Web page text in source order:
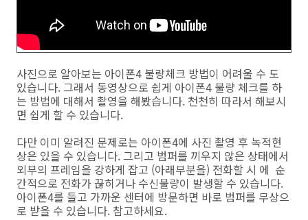
사진으로 알아보는 아이폰4 불량체크 방법이 어려울 수 도
있습니다. 그래서 동영상으로 쉽게 아이폰4 불량 체크를 하
는 방법에 대해서 촬영을 해봤습니다. 천천히 따라서 해보시
면 쉽게 할 수 있습니다.
다만 이미 알려진 문제로는 아이폰4에 사진 촬영 후 녹적현
상은 있을 수 있습니다. 그리고 범퍼를 끼우지 않은 상태에서
외부의 프레임을 강하게 잡고 (아래부분을) 전화할 시 에 순
간적으로 전화가 끊히거나 수신불량이 발생할 수 있습니다.
아이폰4를 들고 가까운 센터에 방문하면 바로 범퍼를 무상으
로 받을 수 있습니다. 참고하세요.